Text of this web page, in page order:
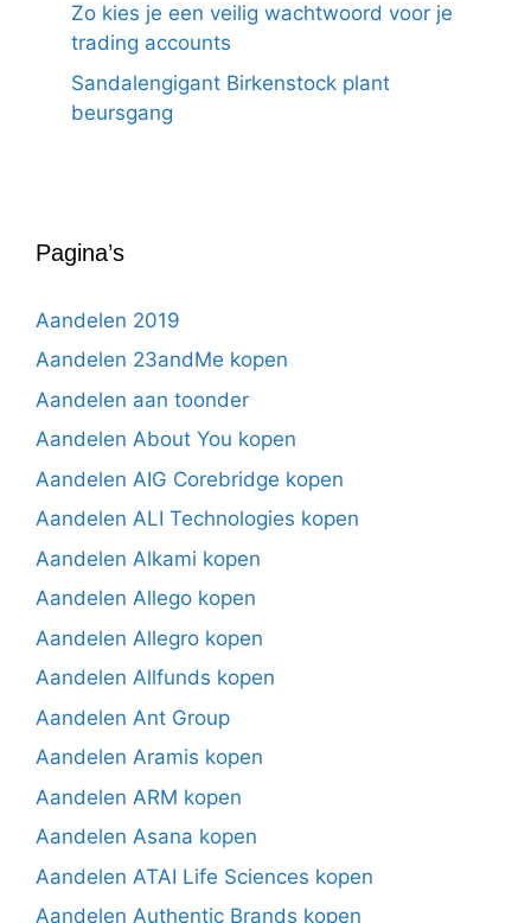
Zo kies je een veilig wachtwoord voor je
trading accounts
Sandalengigant Birkenstock plant
beursgang
Pagina’s
Aandelen 2019
Aandelen 23andMe kopen
Aandelen aan toonder
Aandelen About You kopen
Aandelen AIG Corebridge kopen
Aandelen ALI Technologies kopen
Aandelen Alkami kopen
Aandelen Allego kopen
Aandelen Allegro kopen
Aandelen Allfunds kopen
Aandelen Ant Group
Aandelen Aramis kopen
Aandelen ARM kopen
Aandelen Asana kopen
Aandelen ATAI Life Sciences kopen
Aandelen Authentic Brands kopen